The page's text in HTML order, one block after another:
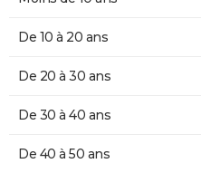
De 10 à 20 ans
De 20 à 30 ans
De 30 à 40 ans
De 40 à 50 ans